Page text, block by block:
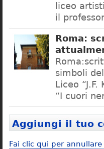
liceo
il
Roma:
simboli
Liceo
“I cuori
Aggiungi il tuo
Fai clic qui per